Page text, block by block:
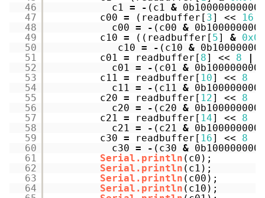
46
47
48
49
50
51
52
53
54
55
56
57
58
59
60
61
62
63
64
c1 = - (c1 &
c00 = (readbuffer[ 3] << 16
c00 = - (c00 &
c10 = ((readbuffer[ 5] & 0x0f
c10 = - (c10 &
c01 = readbuffer[ 8] << 8
c01 = - (c01 &
c11 = readbuffer[ 10] << 8
c11 = - (c11 &
c20 = readbuffer[ 12] << 8
c20 = - (c20 &
c21 = readbuffer[ 14] << 8
c21 = - (c21 &
c30 = readbuffer[ 16] << 8
c30 = - (c30 &
Serial.println (c0);
Serial.println (c1);
Serial.println (c00);
Serial.println (c10);